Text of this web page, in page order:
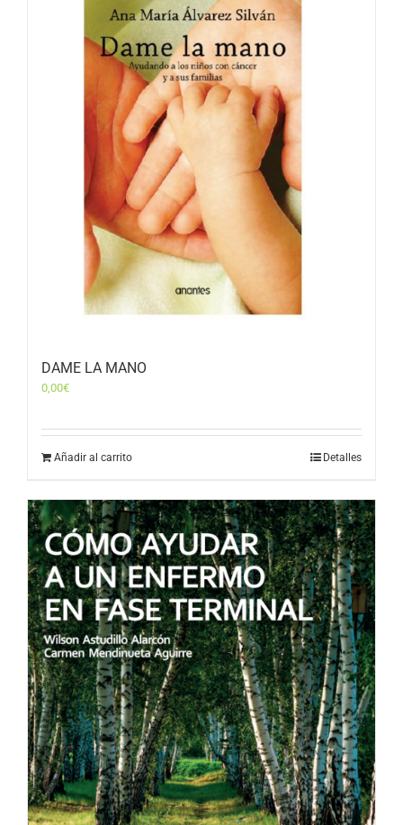
DAME LA MANO
0,00€
Añadir al carrito Detalles